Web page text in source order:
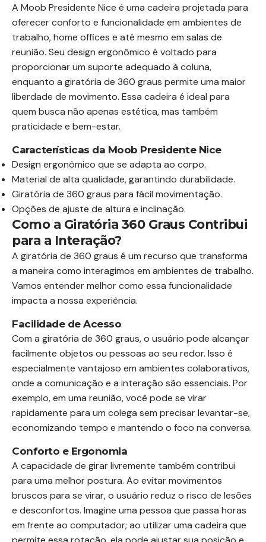
A Moob Presidente Nice é uma cadeira projetada para
oferecer conforto e funcionalidade em ambientes de
trabalho, home offices e até mesmo em salas de
reunião. Seu design ergonômico é voltado para
proporcionar um suporte adequado à coluna,
enquanto a giratória de 360 graus permite uma maior
liberdade de movimento. Essa cadeira é ideal para
quem busca não apenas estética, mas também
praticidade e bem-estar.
Características da Moob Presidente Nice
Design ergonômico que se adapta ao corpo.
Material de alta qualidade, garantindo durabilidade.
Giratória de 360 graus para fácil movimentação.
Opções de ajuste de altura e inclinação.
Como a Giratória 360 Graus Contribui
para a Interação?
A giratória de 360 graus é um recurso que transforma
a maneira como interagimos em ambientes de trabalho.
Vamos entender melhor como essa funcionalidade
impacta a nossa experiência.
Facilidade de Acesso
Com a giratória de 360 graus, o usuário pode alcançar
facilmente objetos ou pessoas ao seu redor. Isso é
especialmente vantajoso em ambientes colaborativos,
onde a comunicação e a interação são essenciais. Por
exemplo, em uma reunião, você pode se virar
rapidamente para um colega sem precisar levantar-se,
economizando tempo e mantendo o foco na conversa.
Conforto e Ergonomia
A capacidade de girar livremente também contribui
para uma melhor postura. Ao evitar movimentos
bruscos para se virar, o usuário reduz o risco de lesões
e desconfortos. Imagine uma pessoa que passa horas
em frente ao computador; ao utilizar uma cadeira que